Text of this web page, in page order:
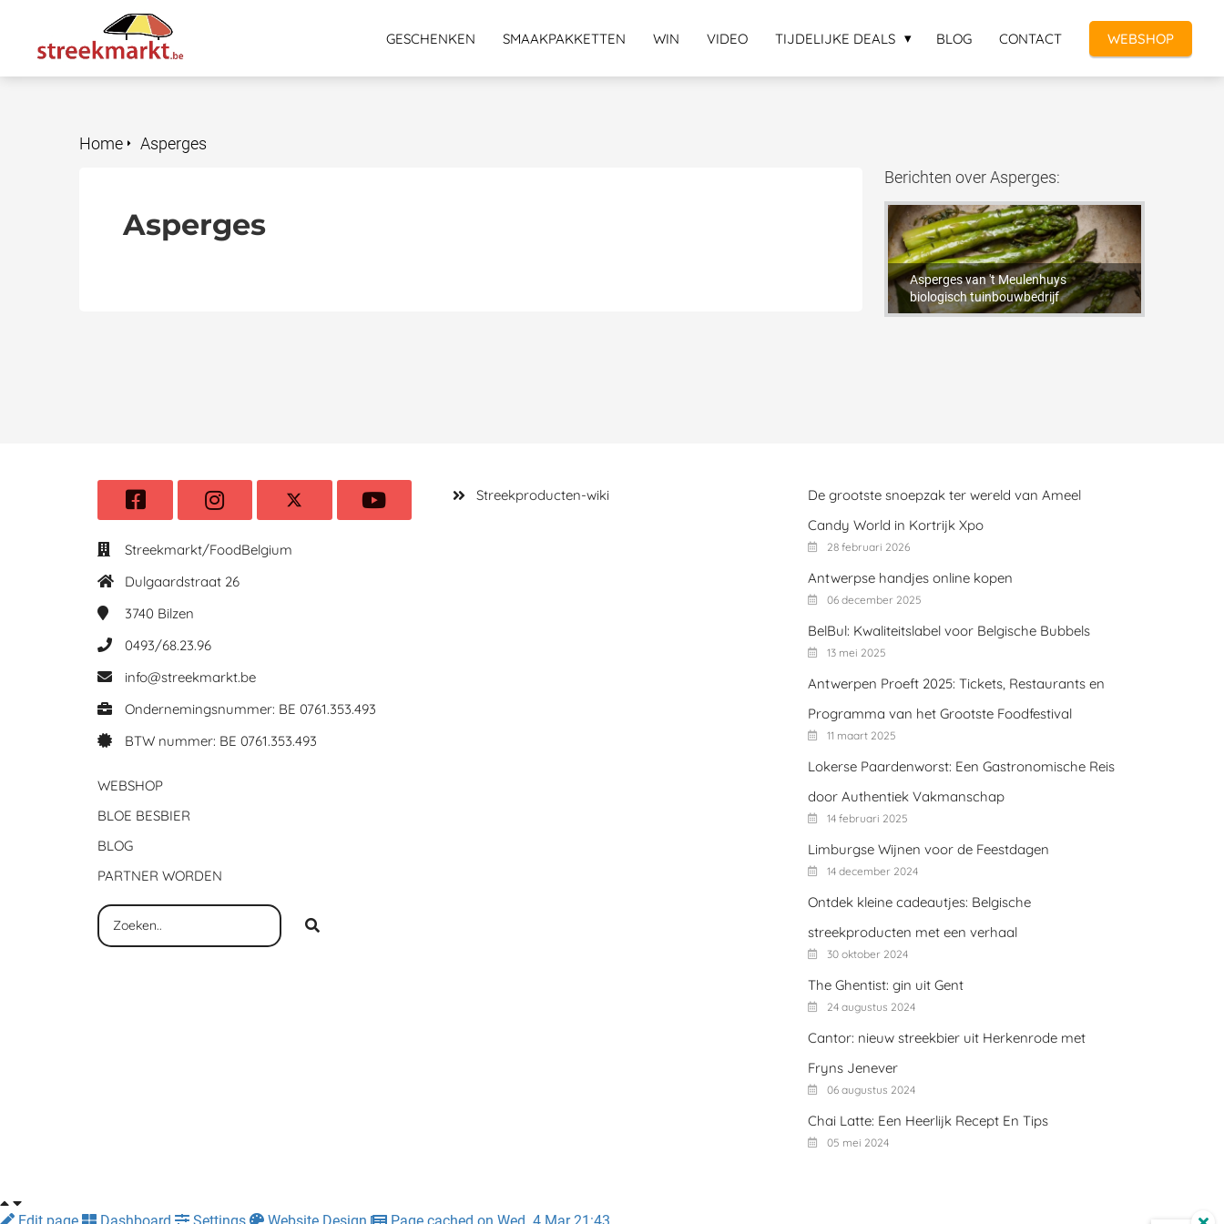
GESCHENKEN SMAAKPAKKETTEN WIN VIDEO TIJDELIJKE DEALS BLOG CONTACT WEBSHOP
Asperges
Home
Asperges
Berichten over Asperges:
Asperges van 't Meulenhuys
biologisch tuinbouwbedrijf
Streekmarkt/FoodBelgium
Dulgaardstraat 26
3740 Bilzen
0493/68.23.96
info@streekmarkt.be
Ondernemingsnummer: BE 0761.353.493
BTW nummer: BE 0761.353.493
WEBSHOP
BLOE BESBIER
BLOG
PARTNER WORDEN
Streekproducten-wiki
De grootste snoepzak ter wereld van Ameel
Candy World in Kortrijk Xpo
28 februari 2026
Antwerpse handjes online kopen
06 december 2025
BelBul: Kwaliteitslabel voor Belgische Bubbels
13 mei 2025
Antwerpen Proeft 2025: Tickets, Restaurants en
Programma van het Grootste Foodfestival
11 maart 2025
Lokerse Paardenworst: Een Gastronomische Reis
door Authentiek Vakmanschap
14 februari 2025
Limburgse Wijnen voor de Feestdagen
14 december 2024
Ontdek kleine cadeautjes: Belgische
streekproducten met een verhaal
30 oktober 2024
The Ghentist: gin uit Gent
24 augustus 2024
Cantor: nieuw streekbier uit Herkenrode met
Fryns Jenever
06 augustus 2024
Chai Latte: Een Heerlijk Recept En Tips
05 mei 2024